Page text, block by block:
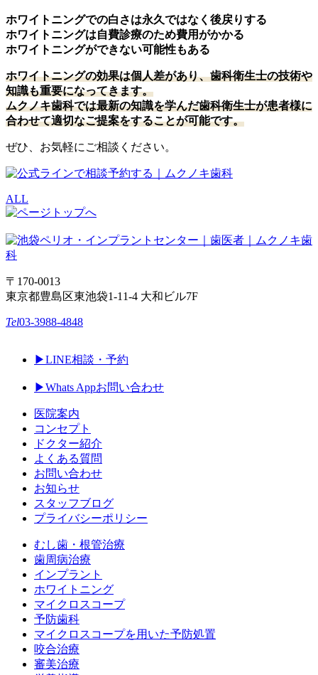
ホワイトニングでの白さは永久ではなく後戻りする
ホワイトニングは自費診療のため費用がかかる
ホワイトニングができない可能性もある
ホワイトニングの効果は個人差があり、歯科衛生士の技術や
知識も重要になってきます。
ムクノキ歯科では最新の知識を学んだ歯科衛生士が患者様に
合わせて適切なご提案をすることが可能です。
ぜひ、お気軽にご相談ください。
ALL
〒170-0013
東京都豊島区東池袋1-11-4 大和ビル7F
Tel03-3988-4848
▶︎LINE相談・予約
▶︎Whats Appお問い合わせ
医院案内
コンセプト
ドクター紹介
よくある質問
お問い合わせ
お知らせ
スタッフブログ
プライバシーポリシー
むし歯・根管治療
歯周病治療
インプラント
ホワイトニング
マイクロスコープ
予防歯科
マイクロスコープを用いた予防処置
咬合治療
審美治療